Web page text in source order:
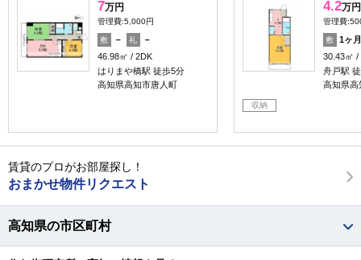
7万円
管理費:5,000円
敷 － 礼
－
46.98㎡
2DK
はりまや橋駅 徒歩5分
高知県高知市唐人町
4.2万円
管理費
敷
1ヶ月
30.43㎡
舟戸駅
高知県高
収納
賃貸のプロがお部屋探し！
おまかせ物件リクエスト
高知県の市区町村